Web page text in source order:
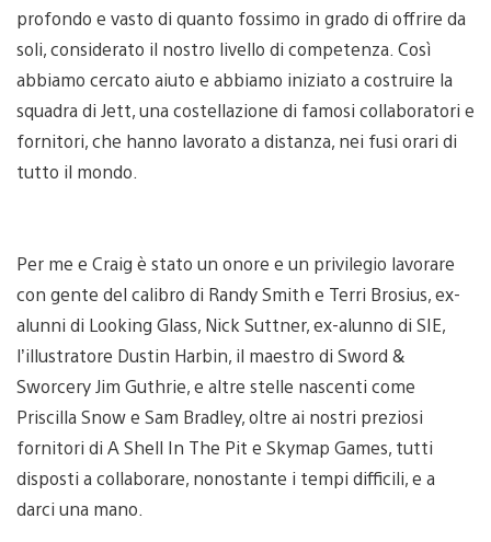
profondo e vasto di quanto fossimo in grado di offrire da
soli, considerato il nostro livello di competenza. Così
abbiamo cercato aiuto e abbiamo iniziato a costruire la
squadra di Jett, una costellazione di famosi collaboratori e
fornitori, che hanno lavorato a distanza, nei fusi orari di
tutto il mondo.
Per me e Craig è stato un onore e un privilegio lavorare
con gente del calibro di Randy Smith e Terri Brosius, ex-
alunni di Looking Glass, Nick Suttner, ex-alunno di SIE,
l’illustratore Dustin Harbin, il maestro di Sword &
Sworcery Jim Guthrie, e altre stelle nascenti come
Priscilla Snow e Sam Bradley, oltre ai nostri preziosi
fornitori di A Shell In The Pit e Skymap Games, tutti
disposti a collaborare, nonostante i tempi difficili, e a
darci una mano.